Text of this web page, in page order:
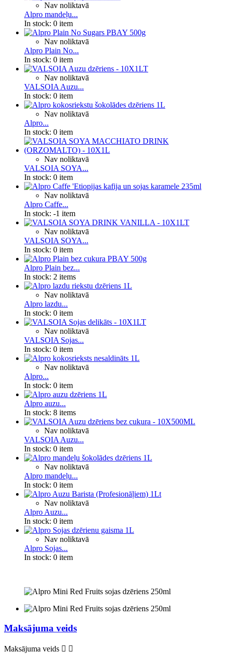
Nav noliktavā
Alpro mandeļu...
In stock: 0 item
Nav noliktavā
Alpro Plain No...
In stock: 0 item
Nav noliktavā
VALSOIA Auzu...
In stock: 0 item
Nav noliktavā
Alpro...
In stock: 0 item
Nav noliktavā
VALSOIA SOYA...
In stock: 0 item
Nav noliktavā
Alpro Caffe...
In stock: -1 item
Nav noliktavā
VALSOIA SOYA...
In stock: 0 item
Alpro Plain bez...
In stock: 2 items
Nav noliktavā
Alpro lazdu...
In stock: 0 item
Nav noliktavā
VALSOIA Sojas...
In stock: 0 item
Nav noliktavā
Alpro...
In stock: 0 item
Alpro auzu...
In stock: 8 items
Nav noliktavā
VALSOIA Auzu...
In stock: 0 item
Nav noliktavā
Alpro mandeļu...
In stock: 0 item
Nav noliktavā
Alpro Auzu...
In stock: 0 item
Nav noliktavā
Alpro Sojas...
In stock: 0 item
Maksājuma veids
Maksājuma veids  